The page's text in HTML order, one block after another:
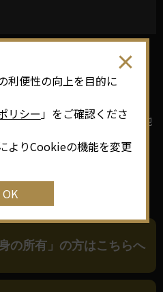
ェックをつけて、ロケ候補地
該当するボタンを選択してく
の所有」の方はこちらへ
利便性の向上を目的に
リシー 」をご確認くださ
よりCookieの機能を変更
OK